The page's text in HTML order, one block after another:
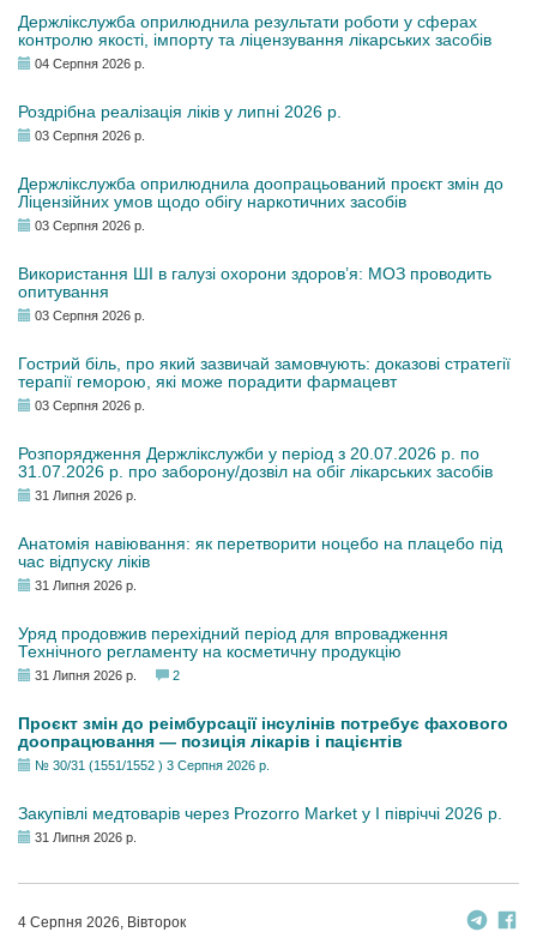
Держлікслужба оприлюднила результати роботи у сферах
контролю якості, імпорту та ліцензування лікарських засобів
04 Серпня 2026 р.
Роздрібна реалізація ліків у липні 2026 р.
03 Серпня 2026 р.
Держлікслужба оприлюднила доопрацьований проєкт змін до
Ліцензійних умов щодо обігу наркотичних засобів
03 Серпня 2026 р.
Використання ШІ в галузі охорони здоров’я: МОЗ проводить
опитування
03 Серпня 2026 р.
Гострий біль, про який зазвичай замовчують: доказові стратегії
терапії геморою, які може порадити фармацевт
03 Серпня 2026 р.
Розпорядження Держлікслужби у період з 20.07.2026 р. по
31.07.2026 р. про заборону/дозвіл на обіг лікарських засобів
31 Липня 2026 р.
Анатомія навіювання: як перетворити ноцебо на плацебо під
час відпуску ліків
31 Липня 2026 р.
Уряд продовжив перехідний період для впровадження
Технічного регламенту на косметичну продукцію
31 Липня 2026 р. 2
Проєкт змін до реімбурсації інсулінів потребує фахового
доопрацювання — позиція лікарів і пацієнтів
№ 30/31 (1551/1552 ) 3 Серпня 2026 р.
Закупівлі медтоварів через Prozorro Market у I півріччі 2026 р.
31 Липня 2026 р.
4 Серпня 2026, Вівторок